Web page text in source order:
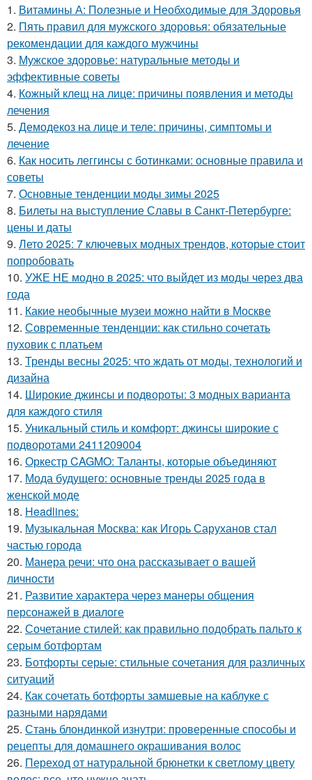
1. Витамины А: Полезные и Необходимые для Здоровья
2. Пять правил для мужского здоровья: обязательные
рекомендации для каждого мужчины
3. Мужское здоровье: натуральные методы и
эффективные советы
4. Кожный клещ на лице: причины появления и методы
лечения
5. Демодекоз на лице и теле: причины, симптомы и
лечение
6. Как носить леггинсы с ботинками: основные правила и
советы
7. Основные тенденции моды зимы 2025
8. Билеты на выступление Славы в Санкт-Петербурге:
цены и даты
9. Лето 2025: 7 ключевых модных трендов, которые стоит
попробовать
10. УЖЕ НЕ модно в 2025: что выйдет из моды через два
года
11. Какие необычные музеи можно найти в Москве
12. Современные тенденции: как стильно сочетать
пуховик с платьем
13. Тренды весны 2025: что ждать от моды, технологий и
дизайна
14. Широкие джинсы и подвороты: 3 модных варианта
для каждого стиля
15. Уникальный стиль и комфорт: джинсы широкие с
подворотами 2411209004
16. Оркестр CAGMO: Таланты, которые объединяют
17. Мода будущего: основные тренды 2025 года в
женской моде
18. Headlines:
19. Музыкальная Москва: как Игорь Саруханов стал
частью города
20. Манера речи: что она рассказывает о вашей
личности
21. Развитие характера через манеры общения
персонажей в диалоге
22. Сочетание стилей: как правильно подобрать пальто к
серым ботфортам
23. Ботфорты серые: стильные сочетания для различных
ситуаций
24. Как сочетать ботфорты замшевые на каблуке с
разными нарядами
25. Стань блондинкой изнутри: проверенные способы и
рецепты для домашнего окрашивания волос
26. Переход от натуральной брюнетки к светлому цвету